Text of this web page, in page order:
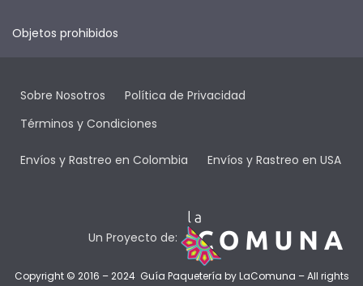
Objetos prohibidos
Sobre Nosotros
Política de Privacidad
Términos y Condiciones
Envíos y Rastreo en Colombia Envíos y Rastreo en USA
Un Proyecto de:
Copyright © 2016 – 2024 Guía Paquetería byLaComuna – All rights